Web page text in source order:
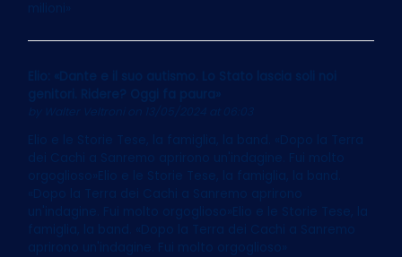
Elio: «Dante e il suo autismo. Lo Stato lascia soli noi
genitori. Ridere? Oggi fa paura»
Walter Veltroni on 13/05/2024 at 06:03
Elio e le Storie Tese, la famiglia, la band. «Dopo la Terra
dei Cachi a Sanremo aprirono un'indagine. Fui molto
orgoglioso»Elio e le Storie Tese, la famiglia, la band.
«Dopo la Terra dei Cachi a Sanremo aprirono
un'indagine. Fui molto orgoglioso»Elio e le Storie Tese, la
famiglia, la band. «Dopo la Terra dei Cachi a Sanremo
aprirono un'indagine. Fui molto orgoglioso»